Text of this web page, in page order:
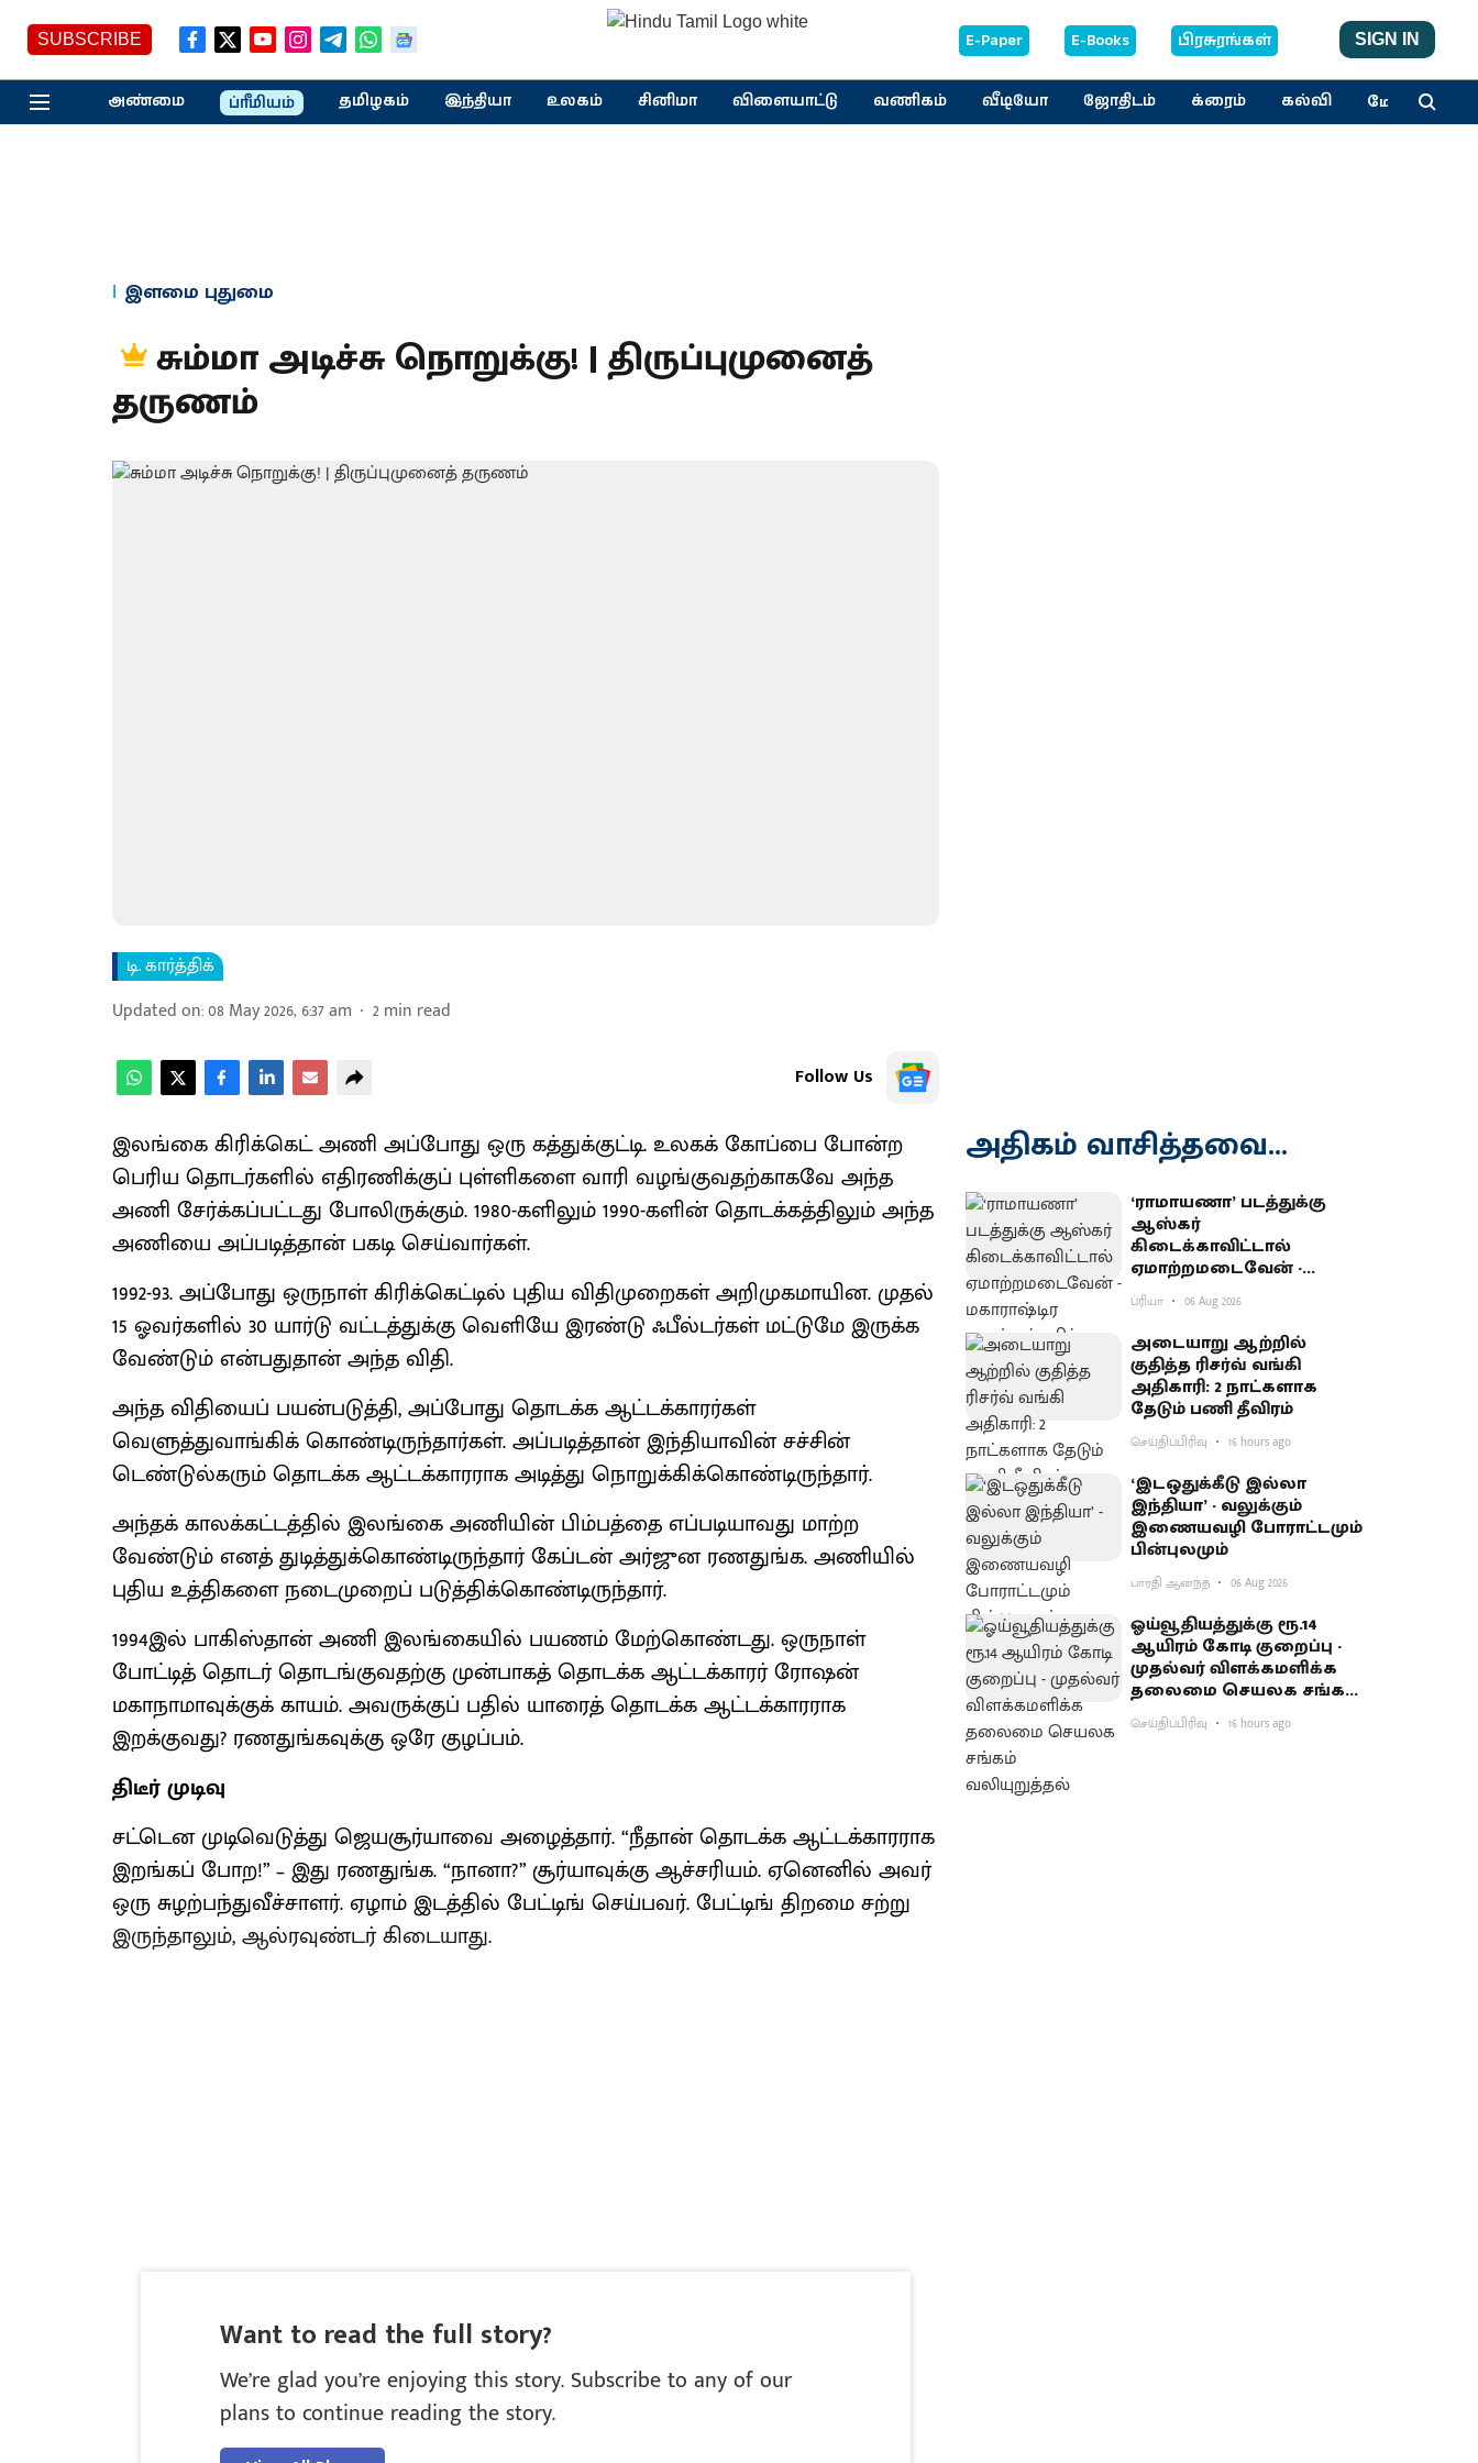
SUBSCRIBE E-Paper E-Books பிரசுரங்கள் SIGN IN
அண்மை ப்ரீமியம் தமிழகம் இந்தியா உலகம் சினிமா விளையாட்டு வணிகம் வீடியோ ஜோதிடம் க்ரைம் கல்வி மேலும்
இளமை புதுமை
சும்மா அடிச்சு நொறுக்கு! | திருப்புமுனைத்
தருணம்
டி. கார்த்திக்
Updated on:08 May 2026, 6:37 am 2min read
Follow Us
இலங்கை கிரிக்கெட் அணி அப்போது ஒரு கத்துக்குட்டி. உலகக் கோப்பை போன்ற
பெரிய தொடர்களில் எதிரணிக்குப் புள்ளிகளை வாரி வழங்குவதற்காகவே அந்த
அணி சேர்க்கப்பட்டது போலிருக்கும். 1980-களிலும் 1990-களின் தொடக்கத்திலும் அந்த
அணியை அப்படித்தான் பகடி செய்வார்கள்.
1992-93. அப்போது ஒருநாள் கிரிக்கெட்டில் புதிய விதிமுறைகள் அறிமுகமாயின. முதல்
15 ஓவர்களில் 30 யார்டு வட்டத்துக்கு வெளியே இரண்டு ஃபீல்டர்கள் மட்டுமே இருக்க
வேண்டும் என்பதுதான் அந்த விதி.
அந்த விதியைப் பயன்படுத்தி, அப்போது தொடக்க ஆட்டக்காரர்கள்
வெளுத்துவாங்கிக் கொண்டிருந்தார்கள். அப்படித்தான் இந்தியாவின் சச்சின்
டெண்டுல்கரும் தொடக்க ஆட்டக்காரராக அடித்து நொறுக்கிக்கொண்டிருந்தார்.
அந்தக் காலக்கட்டத்தில் இலங்கை அணியின் பிம்பத்தை எப்படியாவது மாற்ற
வேண்டும் எனத் துடித்துக்கொண்டிருந்தார் கேப்டன் அர்ஜுன ரணதுங்க. அணியில்
புதிய உத்திகளை நடைமுறைப் படுத்திக்கொண்டிருந்தார்.
1994இல் பாகிஸ்தான் அணி இலங்கையில் பயணம் மேற்கொண்டது. ஒருநாள்
போட்டித் தொடர் தொடங்குவதற்கு முன்பாகத் தொடக்க ஆட்டக்காரர் ரோஷன்
மகாநாமாவுக்குக் காயம். அவருக்குப் பதில் யாரைத் தொடக்க ஆட்டக்காரராக
இறக்குவது? ரணதுங்கவுக்கு ஒரே குழப்பம்.
திடீர் முடிவு
சட்டென முடிவெடுத்து ஜெயசூர்யாவை அழைத்தார். “நீதான் தொடக்க ஆட்டக்காரராக
இறங்கப் போற!” – இது ரணதுங்க. “நானா?” சூர்யாவுக்கு ஆச்சரியம். ஏனெனில் அவர்
ஒரு சுழற்பந்துவீச்சாளர். ஏழாம் இடத்தில் பேட்டிங் செய்பவர். பேட்டிங் திறமை சற்று
இருந்தாலும், ஆல்ரவுண்டர் கிடையாது.
Want to read the full story?
We’re glad you’re enjoying this story. Subscribe to any of our
plans to continue reading the story.
அதிகம் வாசித்தவை...
‘ராமாயணா’ படத்துக்கு
ஆஸ்கர்
கிடைக்காவிட்டால்
ஏமாற்றமடைவேன் -
மகாராஷ்டிர முதல்வர்
பகிர்வு
ப்ரியா 06 Aug 2026
அடையாறு ஆற்றில்
குதித்த ரிசர்வ் வங்கி
அதிகாரி: 2 நாட்களாக
தேடும் பணி தீவிரம்
செய்திப்பிரிவு 16 hours ago
‘இடஒதுக்கீடு இல்லா
இந்தியா’ - வலுக்கும்
இணையவழி போராட்டமும்
பின்புலமும்
பாரதி ஆனந்த் 06 Aug 2026
ஓய்வூதியத்துக்கு ரூ.14
ஆயிரம் கோடி குறைப்பு -
முதல்வர் விளக்கமளிக்க
தலைமை செயலக சங்கம்
வலியுறுத்தல்
செய்திப்பிரிவு 16 hours ago